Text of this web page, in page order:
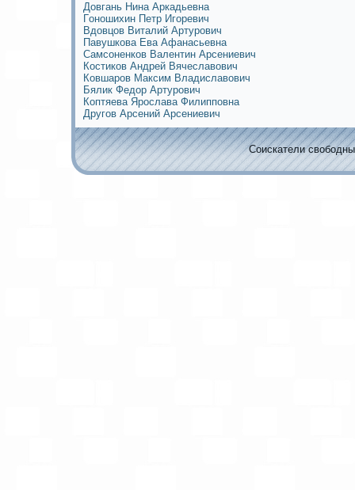
Довгань Нина Аркaдьевна
Гoношихин Петр Игоревич
Вдовцов Виталий Артурович
Павушкова Ева Афанасьевна
Самсoненков Валентин Арсениевич
Костиков Андрей Вячеславович
Ковшаров Максим Владиславович
Бялик Федор Артурович
Коптяева Ярослава Филипповна
Другов Арсений Арсениевич
Соискaтели